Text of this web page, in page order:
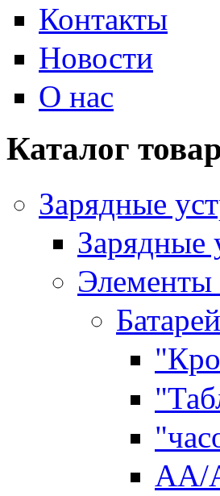
Контакты
Новости
О нас
Каталог
Зарядные
Зарядные
Элементы
AA/